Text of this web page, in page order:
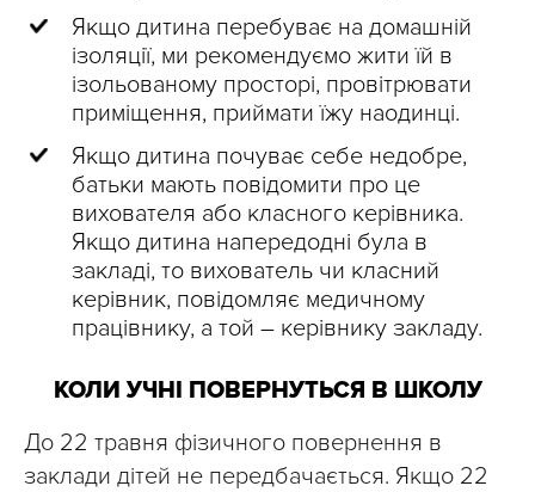
Якщо дитина перебуває на домашній
ізоляції, ми рекомендуємо жити їй в
ізольованому просторі, провітрювати
приміщення, приймати їжу наодинці.
Якщо дитина почуває себе недобре,
батьки мають повідомити про це
вихователя або класного керівника.
Якщо дитина напередодні була в
закладі, то вихователь чи класний
керівник, повідомляє медичному
працівнику, а той – керівнику закладу.
КОЛИ УЧНІ ПОВЕРНУТЬСЯ В ШКОЛУ
До 22 травня фізичного повернення в
заклади дітей не передбачається. Якщо 22